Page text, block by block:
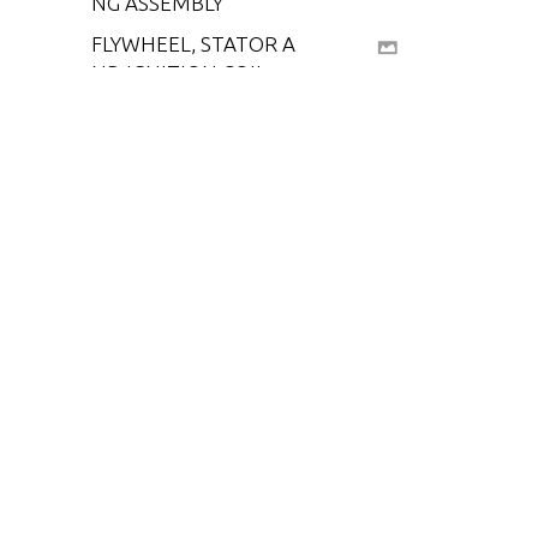
FLYWHEEL, STATOR A
ND IGNITION COIL